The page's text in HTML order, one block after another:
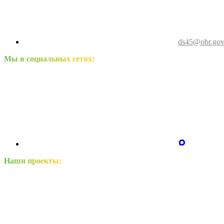
Мы в социальных сетях:
Наши проекты: